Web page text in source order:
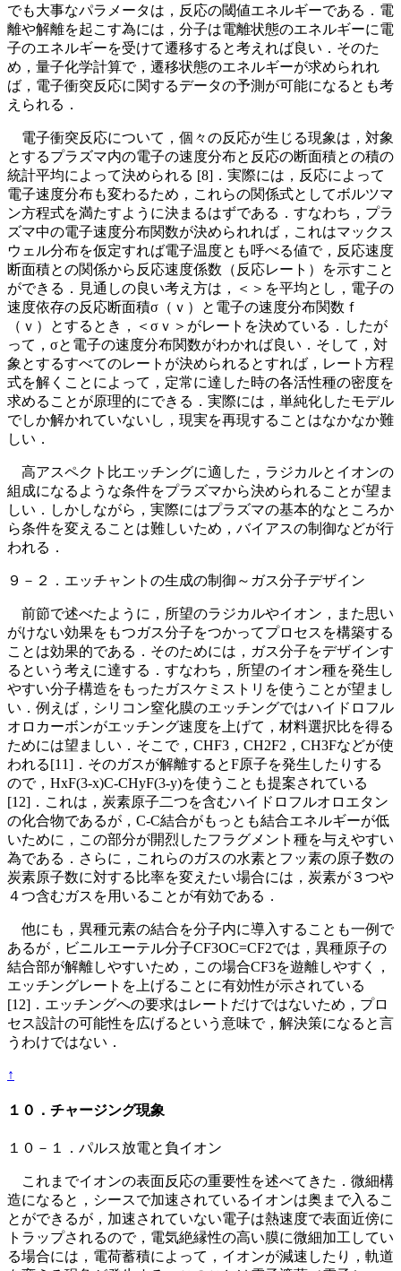
でも大事なパラメータは，反応の閾値エネルギーである．電
離や解離を起こす為には，分子は電離状態のエネルギーに電
子のエネルギーを受けて遷移すると考えれば良い．そのた
め，量子化学計算で，遷移状態のエネルギーが求められれ
ば，電子衝突反応に関するデータの予測が可能になるとも考
えられる．
電子衝突反応について，個々の反応が生じる現象は，対象
とするプラズマ内の電子の速度分布と反応の断面積との積の
統計平均によって決められる [8]．実際には，反応によって
電子速度分布も変わるため，これらの関係式としてボルツマ
ン方程式を満たすように決まるはずである．すなわち，プラ
ズマ中の電子速度分布関数が決められれば，これはマックス
ウェル分布を仮定すれば電子温度とも呼べる値で，反応速度
断面積との関係から反応速度係数（反応レート）を示すこと
ができる．見通しの良い考え方は，＜＞を平均とし，電子の
速度依存の反応断面積σ（ｖ）と電子の速度分布関数ｆ
（ｖ）とするとき，＜σｖ＞がレートを決めている．したが
って，σと電子の速度分布関数がわかれば良い．そして，対
象とするすべてのレートが決められるとすれば，レート方程
式を解くことによって，定常に達した時の各活性種の密度を
求めることが原理的にできる．実際には，単純化したモデル
でしか解かれていないし，現実を再現することはなかなか難
しい．
高アスペクト比エッチングに適した，ラジカルとイオンの
組成になるような条件をプラズマから決められることが望ま
しい．しかしながら，実際にはプラズマの基本的なところか
ら条件を変えることは難しいため，バイアスの制御などが行
われる．
９－２．エッチャントの生成の制御～ガス分子デザイン
前節で述べたように，所望のラジカルやイオン，また思い
がけない効果をもつガス分子をつかってプロセスを構築する
ことは効果的である．そのためには，ガス分子をデザインす
るという考えに達する．すなわち，所望のイオン種を発生し
やすい分子構造をもったガスケミストリを使うことが望まし
い．例えば，シリコン窒化膜のエッチングではハイドロフル
オロカーボンがエッチング速度を上げて，材料選択比を得る
ためには望ましい．そこで，CHF3，CH2F2，CH3Fなどが使
われる[11]．そのガスが解離するとF原子を発生したりする
ので，HxF(3-x)C-CHyF(3-y)を使うことも提案されている
[12]．これは，炭素原子二つを含むハイドロフルオロエタン
の化合物であるが，C-C結合がもっとも結合エネルギーが低
いために，この部分が開烈したフラグメント種を与えやすい
為である．さらに，これらのガスの水素とフッ素の原子数の
炭素原子数に対する比率を変えたい場合には，炭素が３つや
４つ含むガスを用いることが有効である．
他にも，異種元素の結合を分子内に導入することも一例で
あるが，ビニルエーテル分子CF3OC=CF2では，異種原子の
結合部が解離しやすいため，この場合CF3を遊離しやすく，
エッチングレートを上げることに有効性が示されている
[12]．エッチングへの要求はレートだけではないため，プロ
セス設計の可能性を広げるという意味で，解決策になると言
うわけではない．
↑
１０．チャージング現象
１０－１．パルス放電と負イオン
これまでイオンの表面反応の重要性を述べてきた．微細構
造になると，シースで加速されているイオンは奥まで入るこ
とができるが，加速されていない電子は熱速度で表面近傍に
トラップされるので，電気絶縁性の高い膜に微細加工してい
る場合には，電荷蓄積によって，イオンが減速したり，軌道